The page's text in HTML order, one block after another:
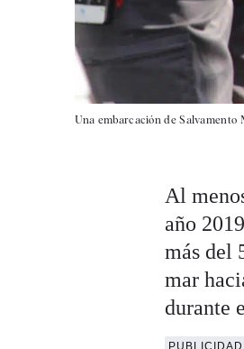
Una embarcación de Salvamento
Al
año
más del
mar
durante